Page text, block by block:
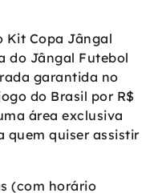
Kit Copa Jângal
do Jângal Futebol
garantida no
do Brasil por R$
área exclusiva
quem quiser assistir
(com horário